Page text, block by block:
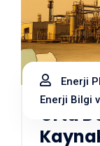
Enerji
Enerji Bilgi
Orta